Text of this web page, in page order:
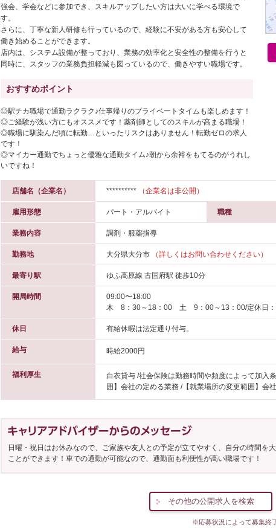
強会、学会などに参加でき、スキルアップしたい方は大いに学べる環境で
す。
さらに、丁寧な新人研修も行っているので、経験に不安がある方も安心して
働き始めることができます。
店内は、システム設備が整っており、業務の効率化と安全性の整備を行うと
同時に、スタッフの業務負担軽減も図っているので、働きやすい職場です。
おすすめポイント
◎駅チカ職場で通勤ラクラク♪仕事帰りのプライベートタイムも楽しめます！
◎ご経験が浅い方にもオススメです！薬剤師としてのスキルが高まる職場！
◎職場に馴染んだ頃に転勤…といったリスクはありません！転勤ゼロの求人
です！
◎マイカー通勤でちょっと優雅な通勤タイム♪朝から余裕をもてるのがうれし
いですね！
店舗名（企業名） ********** （企業名は非公開）
雇用形態 パート・アルバイト 職種
業務内容 調剤・服薬指導
勤務地 大分県大分市 （詳しくはお問い合わせください）
最寄り駅 ゆふ高原線 古国府駅 徒歩10分
開局時間
09:00〜18:00
木 8：30～18：00 土 9：00～13：00/定休日：
休日 有給休暇は法定通り付与。
給与 時給2000円
福利厚生
白衣貸与 /社会保険は勤務時間や頻度によって加入
囲】会社の定める業務 /【就業場所の変更範囲】会
日曜・祝日はお休みなので、ご家族や友人との予定が立てやすく、自分の時間を
ことができます！車での通勤が可能なので、通勤面も利便性が高い職場です！
その他の公開求人を検索
※応募状況によって募集終